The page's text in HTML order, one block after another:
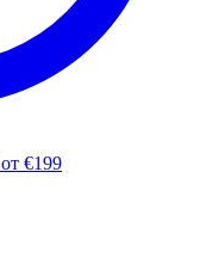
от €199